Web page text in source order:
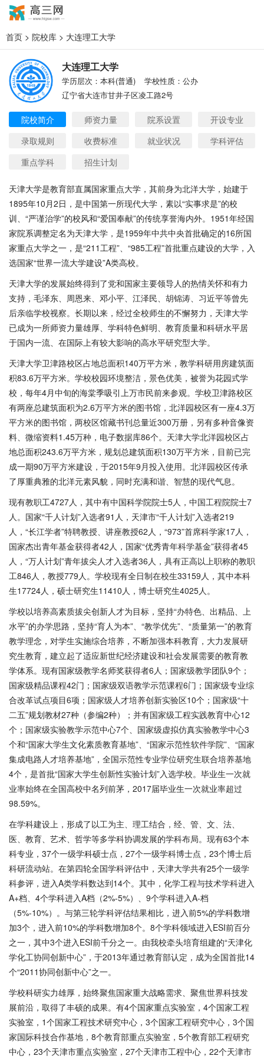
首页 > 院校库 > 大连理工大学
大连理工大学
学历层次：本科(普通)
学校性质：公办
辽宁省大连市甘井子区凌工路2号
院校简介 师资力量 院系设置
开设专业
录取规则
收费标准 就业状况
学科评估
重点学科
招生计划
天津大学是教育部直属国家重点大学，其前身为北洋大学，始建于
1895年10月2日，是中国第一所现代大学，素以“实事求是”的校
训、“严谨治学”的校风和“爱国奉献”的传统享誉海内外。1951年经国
家院系调整定名为天津大学，是1959年中共中央首批确定的16所国
家重点大学之一，是“211工程”、“985工程”首批重点建设的大学，入
选国家“世界一流大学建设”A类高校。
天津大学的发展始终得到了党和国家主要领导人的热情关怀和有力
支持，毛泽东、周恩来、邓小平、江泽民、胡锦涛、习近平等曾先
后亲临学校视察。长期以来，经过全校师生的不懈努力，天津大学
已成为一所师资力量雄厚、学科特色鲜明、教育质量和科研水平居
于国内一流、在国际上有较大影响的高水平研究型大学。
天津大学卫津路校区占地总面积140万平方米，教学科研用房建筑面
积83.6万平方米。学校校园环境整洁，景色优美，被誉为花园式学
校，每年4月中旬的海棠季吸引上万市民前来参观。学校卫津路校区
有两座总建筑面积为2.6万平方米的图书馆，北洋园校区有一座4.3万
平方米的图书馆，两校区馆藏书刊总量近300万册，另有多种音像资
料、微缩资料1.45万种，电子数据库86个。天津大学北洋园校区占
地总面积243.6万平方米，规划总建筑面积130万平方米，目前已完
成一期90万平方米建设，于2015年9月投入使用。北洋园校区传承
了厚重典雅的北洋元素风貌，同时充满和谐、智慧的现代气息。
现有教职工4727人，其中有中国科学院院士5人，中国工程院院士7
人。国家“千人计划”入选者91人，天津市“千人计划”入选者219
人，“长江学者”特聘教授、讲座教授62人，“973”首席科学家17人，
国家杰出青年基金获得者42人，国家“优秀青年科学基金”获得者45
人，“万人计划”青年拔尖人才入选者36人，具有正高以上职称的教职
工846人，教授779人。学校现有全日制在校生33159人，其中本科
生17724人，硕士研究生11410人，博士研究生4025人。
学校以培养高素质拔尖创新人才为目标，坚持“办特色、出精品、上
水平”的办学思路，坚持“育人为本”、“教学优先”、“质量第一”的教育
教学理念，对学生实施综合培养，不断加强本科教育，大力发展研
究生教育，建立起了适应新世纪经济建设和社会发展需要的教育教
学体系。现有国家级教学名师奖获得者6人；国家级教学团队9个；
国家级精品课程42门；国家级双语教学示范课程6门；国家级专业综
合改革试点项目6项；国家级人才培养创新实验区10个；国家级“十
二五”规划教材27种（参编2种）；并有国家级工程实践教育中心12
个；国家级实验教学示范中心7个、国家级虚拟仿真实验教学中心3
个和“国家大学生文化素质教育基地”、“国家示范性软件学院”、“国家
集成电路人才培养基地”，全国示范性专业学位研究生联合培养基地
4个，是首批“国家大学生创新性实验计划”入选学校。毕业生一次就
业率始终在全国高校中名列前茅，2017届毕业生一次就业率超过
98.59%。
在学科建设上，形成了以工为主、理工结合，经、管、文、法、
医、教育、艺术、哲学等多学科协调发展的学科布局。现有63个本
科专业，37个一级学科硕士点，27个一级学科博士点，23个博士后
科研流动站。在第四轮全国学科评估中，天津大学共有25个一级学
科参评，进入A类学科数达到14个。其中，化学工程与技术学科进入
A+档、4个学科进入A档（2%-5%）、9个学科进入A-档
（5%-10%）。与第三轮学科评估结果相比，进入前5%的学科数增
加3个，进入前10%的学科数增加8个。8个学科领域进入ESI前百分
之一，其中3个进入ESI前千分之一。由我校牵头培育组建的“天津化
学化工协同创新中心”，于2013年通过教育部认定，成为全国首批14
个“2011协同创新中心”之一。
学校科研实力雄厚，始终聚焦国家重大战略需求、聚焦世界科技发
展前沿，取得了丰硕的成果。有4个国家重点实验室，4个国家工程
实验室，1个国家工程技术研究中心，3个国家工程研究中心，3个国
家国际科技合作基地，8个教育部重点实验室，5个教育部工程研究
中心，23个天津市重点实验室，27个天津市工程中心，22个天津市